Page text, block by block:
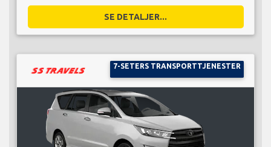
SE DETALJER...
7-SETERS TRANSPORTTJENESTER